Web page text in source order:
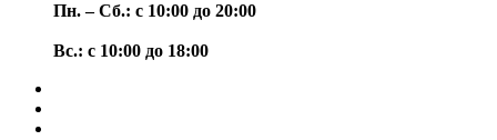
Пн. – Сб.: с 10:00 до 20:00
Вс.: с 10:00 до 18:00